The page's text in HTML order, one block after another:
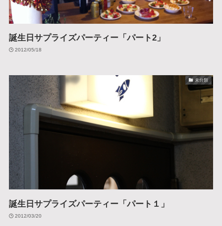
誕生日サプライズパーティー「パート2」
2012/05/18
未分類
誕生日サプライズパーティー「パート１」
2012/03/20